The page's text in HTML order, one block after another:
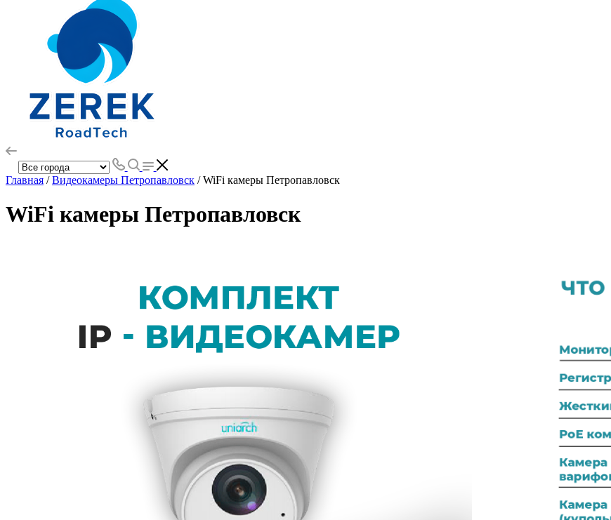
Главная /Видеокамеры Петропавловск / WiFi камеры Петропавловск
WiFi камеры Петропавловск